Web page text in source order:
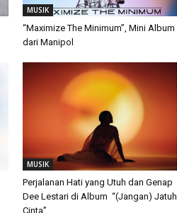
MUSIK
“Maximize The Minimum”, Mini Album
dari Manipol
MUSIK
Perjalanan Hati yang Utuh dan Genap
Dee Lestari di Album “(Jangan) Jatuh
Cinta”